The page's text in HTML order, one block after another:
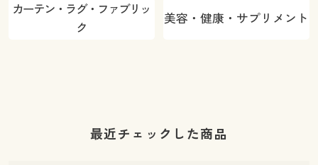
カーテン・ラグ・ファブリッ
ク
美容・健康・サプリメント
最近チェックした商品